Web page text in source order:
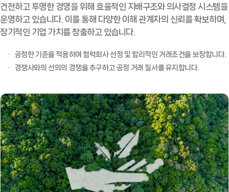
통해 시장을 선도하는 품질 경쟁력을 확보한다.
역량 확보 및 자발적 참여 강화
임직원은 품질경영에 필요한 역량을 갖추고 자발적으로
시스템 활동에 참여하며, 변화하는 시장 요구 능동적으로
동반성장 및 지속 가능 경영
신뢰와 믿음을 바탕으로 고객 및 협력회사와 공동의
이익을 창출하고, 가치있는 동반자 관계를 통해 지속 가능
경영을 추구한다.
친환경, 직업병 없는 사업장 실현
임직원 및 협력사는 사고예방, 작업환경개선, 오염 방지 및
없는 사업장을 실현한다.
선재적 위기관리 대응계획 수립, 임직원 교육훈련 지속
실시, 체계적인 안전환경 시스템 운영으로 재해 발생을
최소화한다.
투명한 SHE 경영활동
모든 SHE 경영활동은 임직원, 협력사, 고객 등
이해관계자에게 투명하게 공개하고 성실하게 소통한다.
건전하고 투명한 경영을 위해 효율적인 지배구조와 의사결정 시스템을
운영하고 있습니다. 이를 통해 다양한 이해 관계자의 신뢰를 확보하며,
장기적인 기업 가치를 창출하고 있습니다.
공정한 기준을 적용하여 협력회사 선정 및 합리적인 거래조건을 보장합니다.
경쟁사와의 선의의 경쟁을 추구하고 공정 거래 질서를 유지합니다.